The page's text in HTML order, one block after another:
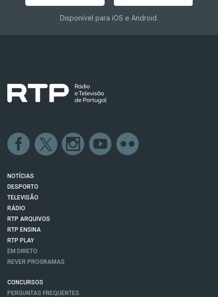
Disponível para iOS e Android.
NOTÍCIAS
DESPORTO
TELEVISÃO
RÁDIO
RTP ARQUIVOS
RTP ENSINA
RTP PLAY
EM DIRETO
REVER PROGRAMAS
CONCURSOS
PERGUNTAS FREQUENTES